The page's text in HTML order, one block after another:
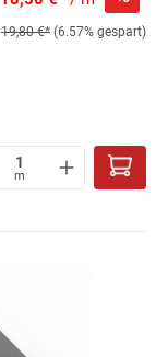
19,80 €* (6.57% gespart)
m